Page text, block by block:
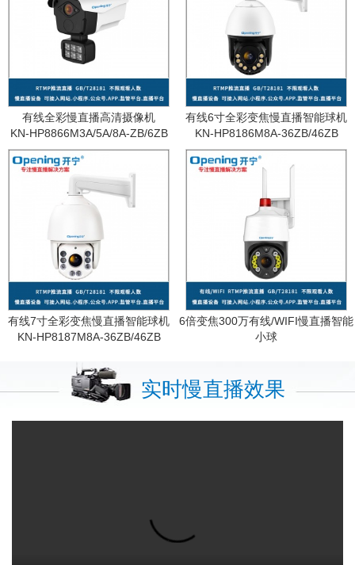
有线全彩慢直播高清摄像机
KN-HP8866M3A/5A/8A-ZB/6ZB
有线6寸全彩变焦慢直播智能球机
KN-HP8186M8A-36ZB/46ZB
有线7寸全彩变焦慢直播智能球机
KN-HP8187M8A-36ZB/46ZB
6倍变焦300万有线/WIFI慢直播智能
小球
实时慢直播效果